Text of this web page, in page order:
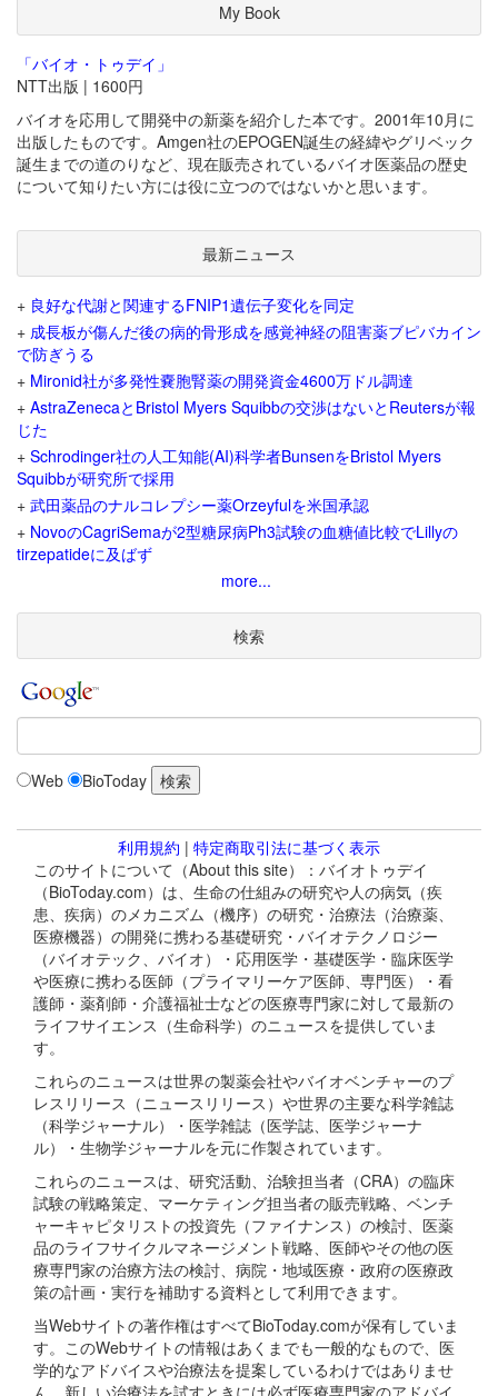
My Book
「バイオ・トゥデイ」
NTT出版 | 1600円
バイオを応用して開発中の新薬を紹介した本です。2001年10月に
出版したものです。Amgen社のEPOGEN誕生の経緯やグリベック
誕生までの道のりなど、現在販売されているバイオ医薬品の歴史
について知りたい方には役に立つのではないかと思います。
最新ニュース
+ 良好な代謝と関連するFNIP1遺伝子変化を同定
+ 成長板が傷んだ後の病的骨形成を感覚神経の阻害薬ブピバカイン
で防ぎうる
+ Mironid社が多発性嚢胞腎薬の開発資金4600万ドル調達
+ AstraZenecaとBristol Myers Squibbの交渉はないとReutersが報
じた
+ Schrodinger社の人工知能(AI)科学者BunsenをBristol Myers
Squibbが研究所で採用
+ 武田薬品のナルコレプシー薬Orzeyfulを米国承認
+ NovoのCagriSemaが2型糖尿病Ph3試験の血糖値比較でLillyの
tirzepatideに及ばず
more...
検索
Web BioToday
利用規約 | 特定商取引法に基づく表示
このサイトについて（About this site）：バイオトゥデイ
（BioToday.com）は、生命の仕組みの研究や人の病気（疾
患、疾病）のメカニズム（機序）の研究・治療法（治療薬、
医療機器）の開発に携わる基礎研究・バイオテクノロジー
（バイオテック、バイオ）・応用医学・基礎医学・臨床医学
や医療に携わる医師（プライマリーケア医師、専門医）・看
護師・薬剤師・介護福祉士などの医療専門家に対して最新の
ライフサイエンス（生命科学）のニュースを提供していま
す。
これらのニュースは世界の製薬会社やバイオベンチャーのプ
レスリリース（ニュースリリース）や世界の主要な科学雑誌
（科学ジャーナル）・医学雑誌（医学誌、医学ジャーナ
ル）・生物学ジャーナルを元に作製されています。
これらのニュースは、研究活動、治験担当者（CRA）の臨床
試験の戦略策定、マーケティング担当者の販売戦略、ベンチ
ャーキャピタリストの投資先（ファイナンス）の検討、医薬
品のライフサイクルマネージメント戦略、医師やその他の医
療専門家の治療方法の検討、病院・地域医療・政府の医療政
策の計画・実行を補助する資料として利用できます。
当Webサイトの著作権はすべてBioToday.comが保有していま
す。このWebサイトの情報はあくまでも一般的なもので、医
学的なアドバイスや治療法を提案しているわけではありませ